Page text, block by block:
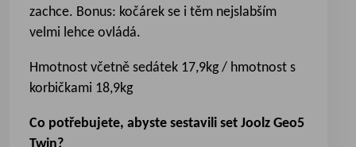
zachce. Bonus: kočárek se i těm nejslabším
velmi lehce ovládá.
Hmotnost včetně sedátek 17,9kg / hmotnost s
korbičkami 18,9kg
Co potřebujete, abyste sestavili set Joolz Geo5